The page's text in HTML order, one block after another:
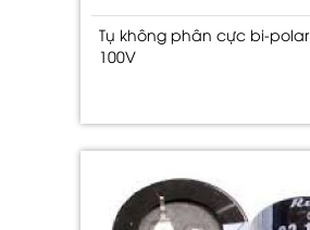
Tụ không phân cực bi-polar
100V